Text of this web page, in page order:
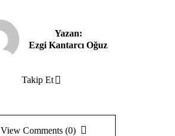
Yazan:
Ezgi Kantarcı Oğuz
Takip Et
View Comments (0)